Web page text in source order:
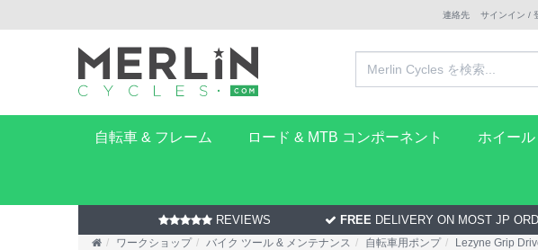
連絡先 サインイン /
自転車 & フレーム ロード & MTB コンポーネント ホイール
REVIEWS FREE DELIVERY ON MOST JP
ワークショップ バイク ツール & メンテナンス 自転車用ポンプ Lezyne Grip